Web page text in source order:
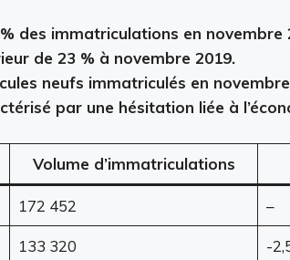
% des immatriculations en
de 23 % à novembre 2019.
neufs immatriculés en
par une hésitation liée à
Volume d’immatriculations
172 452 –
133 320 -